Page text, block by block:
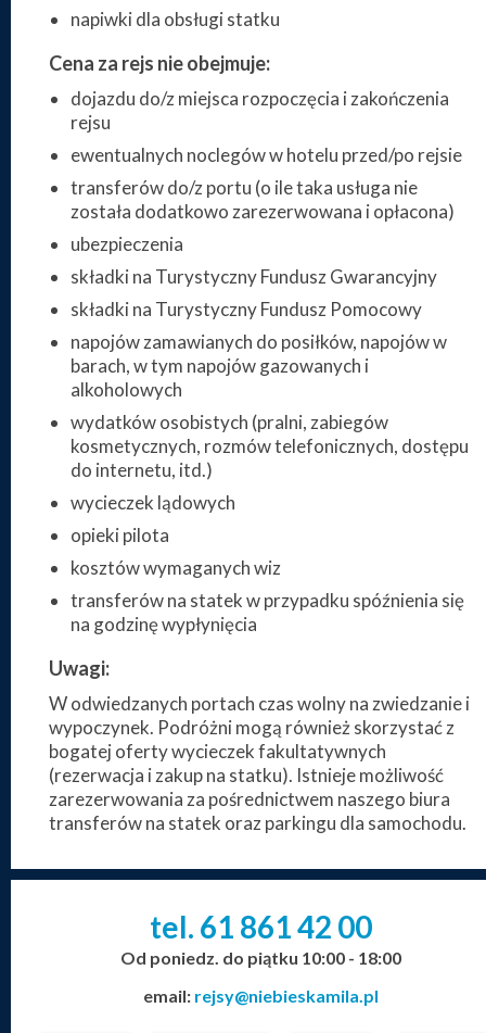
napiwki dla obsługi statku
Cena za rejs nie obejmuje:
dojazdu do/z miejsca rozpoczęcia i zakończenia
rejsu
ewentualnych noclegów w hotelu przed/po rejsie
transferów do/z portu (o ile taka usługa nie
została dodatkowo zarezerwowana i opłacona)
ubezpieczenia
składki na Turystyczny Fundusz Gwarancyjny
składki na Turystyczny Fundusz Pomocowy
napojów zamawianych do posiłków, napojów w
barach, w tym napojów gazowanych i
alkoholowych
wydatków osobistych (pralni, zabiegów
kosmetycznych, rozmów telefonicznych, dostępu
do internetu, itd.)
wycieczek lądowych
opieki pilota
kosztów wymaganych wiz
transferów na statek w przypadku spóźnienia się
na godzinę wypłynięcia
Uwagi:
W odwiedzanych portach czas wolny na zwiedzanie i
wypoczynek. Podróżni mogą również skorzystać z
bogatej oferty wycieczek fakultatywnych
(rezerwacja i zakup na statku). Istnieje możliwość
zarezerwowania za pośrednictwem naszego biura
transferów na statek oraz parkingu dla samochodu.
tel. 61 86142 00
Od poniedz. do piątku 10:00 - 18:00
email: rejsy@niebieskamila.pl